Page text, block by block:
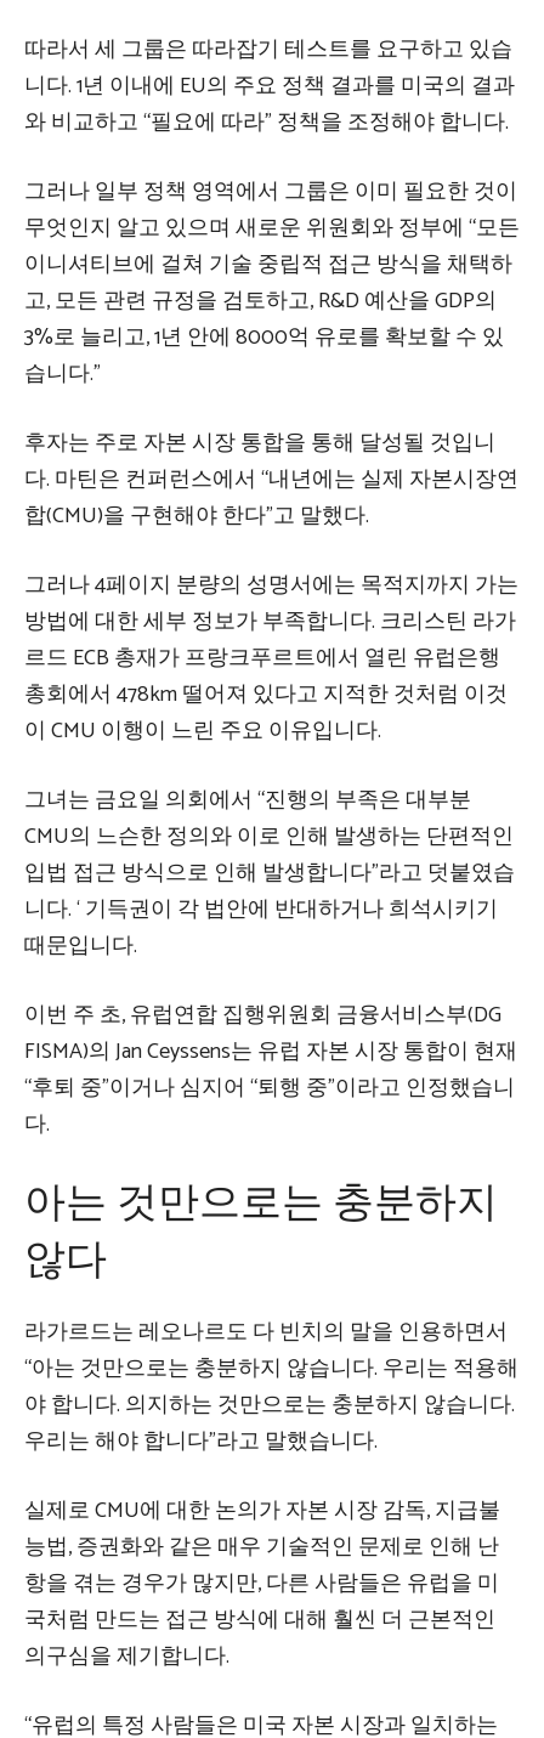
따라서 세 그룹은 따라잡기 테스트를 요구하고 있습
니다. 1년 이내에 EU의 주요 정책 결과를 미국의 결과
와 비교하고 “필요에 따라” 정책을 조정해야 합니다.
그러나 일부 정책 영역에서 그룹은 이미 필요한 것이
무엇인지 알고 있으며 새로운 위원회와 정부에 “모든
이니셔티브에 걸쳐 기술 중립적 접근 방식을 채택하
고, 모든 관련 규정을 검토하고, R&D 예산을 GDP의
3%로 늘리고, 1년 안에 8000억 유로를 확보할 수 있
습니다.”
후자는 주로 자본 시장 통합을 통해 달성될 것입니
다. 마틴은 컨퍼런스에서 “내년에는 실제 자본시장연
합(CMU)을 구현해야 한다”고 말했다.
그러나 4페이지 분량의 성명서에는 목적지까지 가는
방법에 대한 세부 정보가 부족합니다. 크리스틴 라가
르드 ECB 총재가 프랑크푸르트에서 열린 유럽은행
총회에서 478km 떨어져 있다고 지적한 것처럼 이것
이 CMU 이행이 느린 주요 이유입니다.
그녀는 금요일 의회에서 “진행의 부족은 대부분
CMU의 느슨한 정의와 이로 인해 발생하는 단편적인
입법 접근 방식으로 인해 발생합니다”라고 덧붙였습
니다. ‘ 기득권이 각 법안에 반대하거나 희석시키기
때문입니다.
이번 주 초, 유럽연합 집행위원회 금융서비스부(DG
FISMA)의 Jan Ceyssens는 유럽 자본 시장 통합이 현재
“후퇴 중”이거나 심지어 “퇴행 중”이라고 인정했습니
다.
아는 것만으로는 충분하지
않다
라가르드는 레오나르도 다 빈치의 말을 인용하면서
“아는 것만으로는 충분하지 않습니다. 우리는 적용해
야 합니다. 의지하는 것만으로는 충분하지 않습니다.
우리는 해야 합니다”라고 말했습니다.
실제로 CMU에 대한 논의가 자본 시장 감독, 지급불
능법, 증권화와 같은 매우 기술적인 문제로 인해 난
항을 겪는 경우가 많지만, 다른 사람들은 유럽을 미
국처럼 만드는 접근 방식에 대해 훨씬 더 근본적인
의구심을 제기합니다.
“유럽의 특정 사람들은 미국 자본 시장과 일치하는